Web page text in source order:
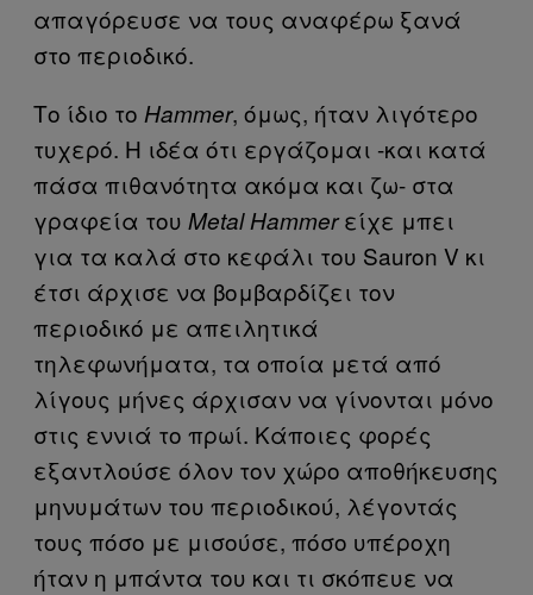
απαγόρευσε να τους αναφέρω ξανά
στο περιοδικό.
Το ίδιο το Hammer, όμως, ήταν λιγότερο
τυχερό. H ιδέα ότι εργάζομαι -και κατά
πάσα πιθανότητα ακόμα και ζω- στα
γραφεία του Metal Hammerείχε μπει
για τα καλά στο κεφάλι του Sauron V κι
έτσι άρχισε να βομβαρδίζει τον
περιοδικό με απειλητικά
τηλεφωνήματα, τα οποία μετά από
λίγους μήνες άρχισαν να γίνονται μόνο
στις εννιά το πρωί. Κάποιες φορές
εξαντλούσε όλον τον χώρο αποθήκευσης
μηνυμάτων του περιοδικού, λέγοντάς
τους πόσο με μισούσε, πόσο υπέροχη
ήταν η μπάντα του και τι σκόπευε να